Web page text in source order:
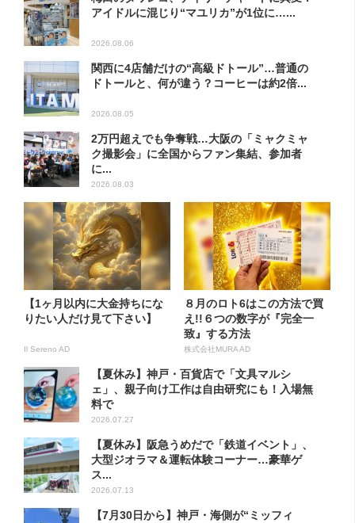
アイドルに混じり“マユリカ”が1位に…...
2026.08.06
関西に4店舗だけの“高級ドトール”…普通の
ドトールと、何が違う？コーヒーは約2倍...
2026.08.05
2万円超えでも争奪戦…大阪の「ミャクミャ
ク撮影会」に全国からファン集結、参加者
に...
2026.08.03
【1ヶ月以内に大金持ちにな
りたい人だけ見て下さい】
Il Sereno AD
８月のロト6はこの方法で買
え!!６つの数字が『完全一
致』する方法
株式会社MURA AD
【夏休み】神戸・百貨店で「文具マルシ
ェ」、親子向け工作は自由研究にも！入場無
料で
2026.07.27
【夏休み】阪急うめだで「鉄道イベント」、
大型ジオラマ＆運転体験コーナー…豪華ゲ
ス...
2026.07.13
【7月30日から】神戸・海側が“ミッフィ